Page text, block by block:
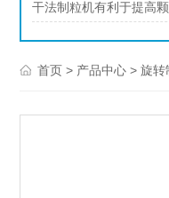
干法制粒机有利于提高
首页 > 产品中心 >旋转